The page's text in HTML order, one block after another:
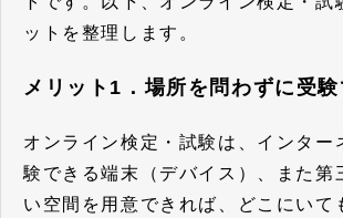
ットを整理します。
メリット1．場所を問わずに受験
オンライン検定・試験は、インター
験できる端末（デバイス）、また第
い空間を用意できれば、どこにいて